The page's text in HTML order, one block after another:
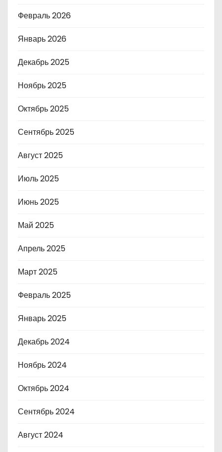
Февраль 2026
Январь 2026
Декабрь 2025
Ноябрь 2025
Октябрь 2025
Сентябрь 2025
Август 2025
Июль 2025
Июнь 2025
Май 2025
Апрель 2025
Март 2025
Февраль 2025
Январь 2025
Декабрь 2024
Ноябрь 2024
Октябрь 2024
Сентябрь 2024
Август 2024